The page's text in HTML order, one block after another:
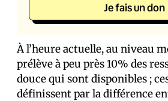
Je fais un don
À l’heure actuelle, au niveau
prélève à peu près 10% des
douce qui sont disponibles ;
définissent par la différence